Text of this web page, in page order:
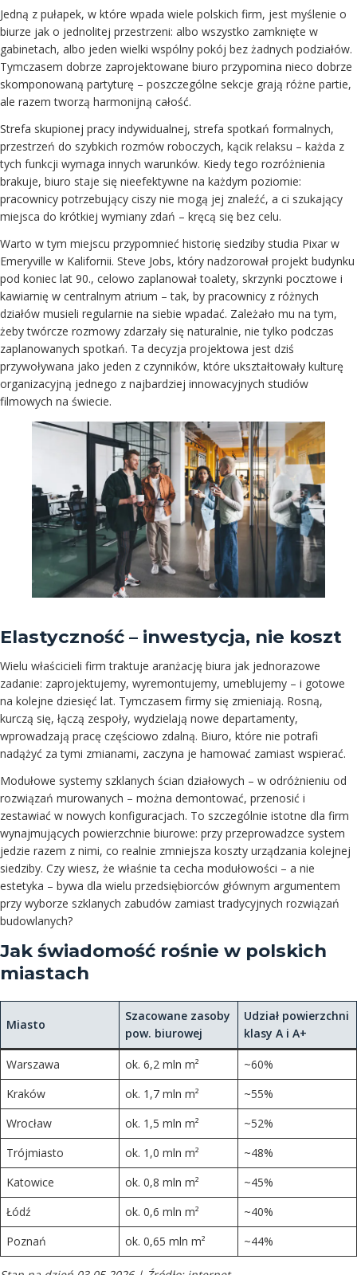
Jedną z pułapek, w które wpada wiele polskich firm, jest myślenie o
biurze jak o jednolitej przestrzeni: albo wszystko zamknięte w
gabinetach, albo jeden wielki wspólny pokój bez żadnych podziałów.
Tymczasem dobrze zaprojektowane biuro przypomina nieco dobrze
skomponowaną partyturę – poszczególne sekcje grają różne partie,
ale razem tworzą harmonijną całość.
Strefa skupionej pracy indywidualnej, strefa spotkań formalnych,
przestrzeń do szybkich rozmów roboczych, kącik relaksu – każda z
tych funkcji wymaga innych warunków. Kiedy tego rozróżnienia
brakuje, biuro staje się nieefektywne na każdym poziomie:
pracownicy potrzebujący ciszy nie mogą jej znaleźć, a ci szukający
miejsca do krótkiej wymiany zdań – kręcą się bez celu.
Warto w tym miejscu przypomnieć historię siedziby studia Pixar w
Emeryville w Kalifornii. Steve Jobs, który nadzorował projekt budynku
pod koniec lat 90., celowo zaplanował toalety, skrzynki pocztowe i
kawiarnię w centralnym atrium – tak, by pracownicy z różnych
działów musieli regularnie na siebie wpadać. Zależało mu na tym,
żeby twórcze rozmowy zdarzały się naturalnie, nie tylko podczas
zaplanowanych spotkań. Ta decyzja projektowa jest dziś
przywoływana jako jeden z czynników, które ukształtowały kulturę
organizacyjną jednego z najbardziej innowacyjnych studiów
filmowych na świecie.
Elastyczność – inwestycja, nie koszt
Wielu właścicieli firm traktuje aranżację biura jak jednorazowe
zadanie: zaprojektujemy, wyremontujemy, umeblujemy – i gotowe
na kolejne dziesięć lat. Tymczasem firmy się zmieniają. Rosną,
kurczą się, łączą zespoły, wydzielają nowe departamenty,
wprowadzają pracę częściowo zdalną. Biuro, które nie potrafi
nadążyć za tymi zmianami, zaczyna je hamować zamiast wspierać.
Modułowe systemy szklanych ścian działowych – w odróżnieniu od
rozwiązań murowanych – można demontować, przenosić i
zestawiać w nowych konfiguracjach. To szczególnie istotne dla firm
wynajmujących powierzchnie biurowe: przy przeprowadzce system
jedzie razem z nimi, co realnie zmniejsza koszty urządzania kolejnej
siedziby. Czy wiesz, że właśnie ta cecha modułowości – a nie
estetyka – bywa dla wielu przedsiębiorców głównym argumentem
przy wyborze szklanych zabudów zamiast tradycyjnych rozwiązań
budowlanych?
Jak świadomość rośnie w polskich
miastach
Miasto
Szacowane zasoby
pow. biurowej
Udział powierzchni
klasy A i A+
Warszawa ok. 6,2 mln m²
~60%
Kraków
ok. 1,7 mln m²
~55%
Wrocław
ok. 1,5 mln m²
~52%
Trójmiasto
ok. 1,0 mln m²
~48%
Katowice
ok. 0,8 mln m²
~45%
Łódź
ok. 0,6 mln m²
~40%
Poznań
ok. 0,65 mln m² ~44%